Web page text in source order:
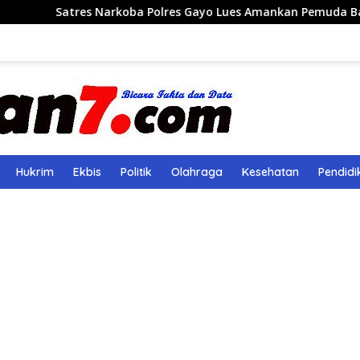
Narkoba Polres Gayo Lues Amankan Pemuda Bawa 2 Kg Ganja
Hukrim Ekbis Politik Olahraga Kesehatan